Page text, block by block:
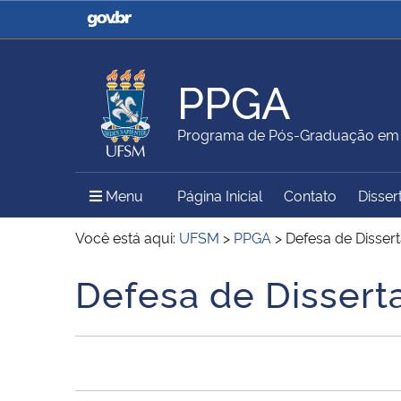
Casa Civil
Ministério da Justiça e
Ministério da Agricultura,
Pecuária e Abastecimento
Ministério da Educação
Ministério do Meio Ambiente Ministério do Turismo
Secretaria de Governo
Gabinete de Segurança
PPGA
Programa de Pós-Graduação
Menu Menu Principal do Sítio
Página Inicial Contato
Você está aqui: UFSM > PPGA > Defesa de
Início do conteúdo
Defesa de